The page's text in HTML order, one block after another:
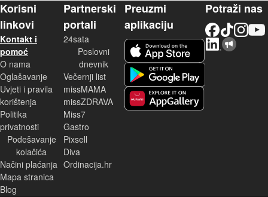
Korisni
linkovi
Kontakt i
pomoć
O nama
Oglašavanje
Uvjeti i pravila
korištenja
Politika
privatnosti
Podešavanje
kolačića
Načini plaćanja
Mapa stranica
Blog
Partnerski
portali
24sata
Poslovni
dnevnik
Večernji list
missMAMA
missZDRAVA
Miss7
Gastro
Pixsell
Diva
Ordinacija.hr
Preuzmi
aplikaciju
Potraži nas